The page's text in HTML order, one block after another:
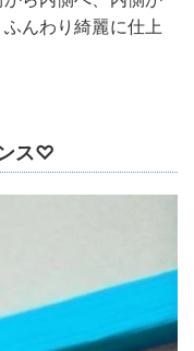
んわり綺麗に仕上
ス♡